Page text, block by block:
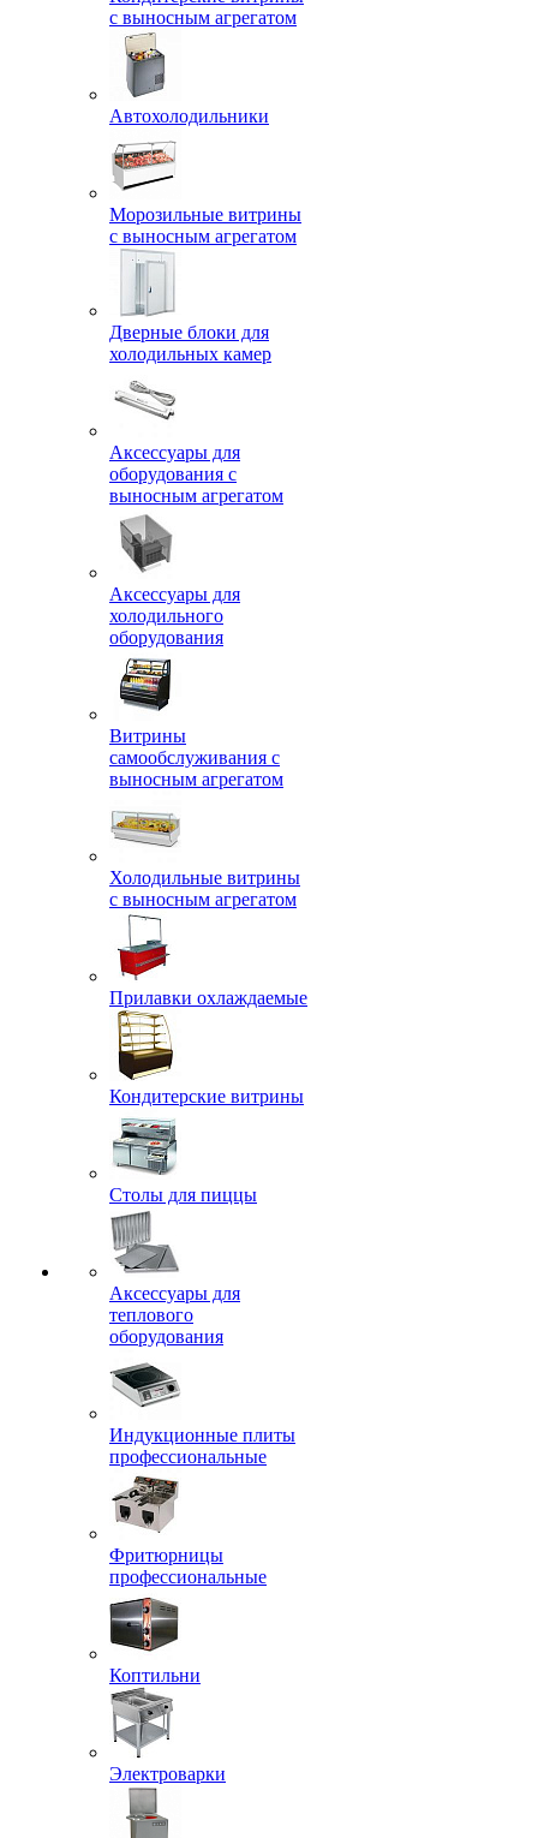
с выносным агрегатом
Автохолодильники
Морозильные витрины
с выносным агрегатом
Дверные блоки для
холодильных камер
Аксессуары для
оборудования с
выносным агрегатом
Аксессуары для
холодильного
оборудования
Витрины
самообслуживания с
выносным агрегатом
Холодильные витрины
с выносным агрегатом
Прилавки охлаждаемые
Кондитерские витрины
Столы для пиццы
Аксессуары для
теплового
оборудования
Индукционные плиты
профессиональные
Фритюрницы
профессиональные
Коптильни
Электроварки